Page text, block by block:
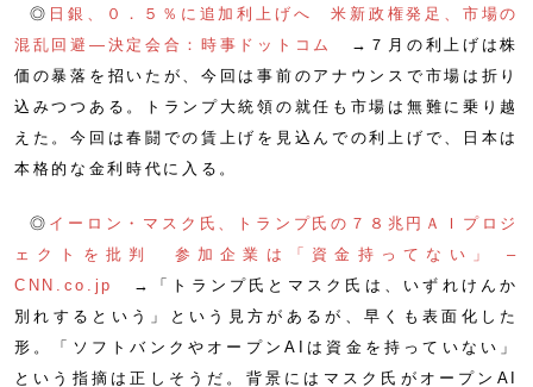
◎ 日銀、０．５％に追加利上げへ 米新政権発足、市場の
混乱回避―決定会合：時事ドットコム
→７月の利上げは株
価の暴落を招いたが、今回は事前のアナウンスで市場は折り
込みつつある。トランプ大統領の就任も市場は無難に乗り越
えた。今回は春闘での賃上げを見込んでの利上げで、日本は
本格的な金利時代に入る。
◎ イーロン・マスク氏、トランプ氏の７８兆円ＡＩプロジ
ェクトを批判 参加企業は「資金持ってない」 –
CNN.co.jp
→「トランプ氏とマスク氏は、いずれけんか
別れするという」という見方があるが、早くも表面化した
形。「ソフトバンクやオープンAIは資金を持っていない」
という指摘は正しそうだ。背景にはマスク氏がオープンAI